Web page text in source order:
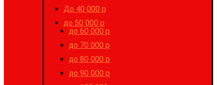
До 40 000 р
до 50 000 р
до 60 000 р
до 70 000 р
до 80 000 р
до 90 000 р